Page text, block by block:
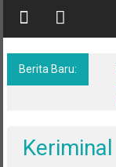
Menyikap
Dan
Tegas
Berita Baru:
Keriminal